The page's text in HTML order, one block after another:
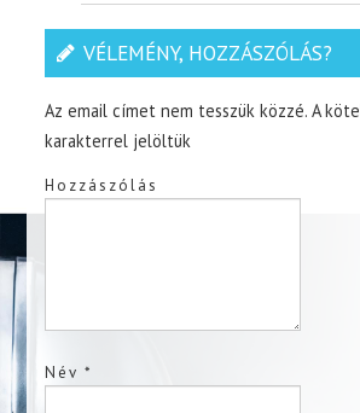
VÉLEMÉNY, HOZZÁSZÓLÁS?
Az email címet nem tesszük közzé. A
karakterrel jelöltük
Hozzászólás
Név*